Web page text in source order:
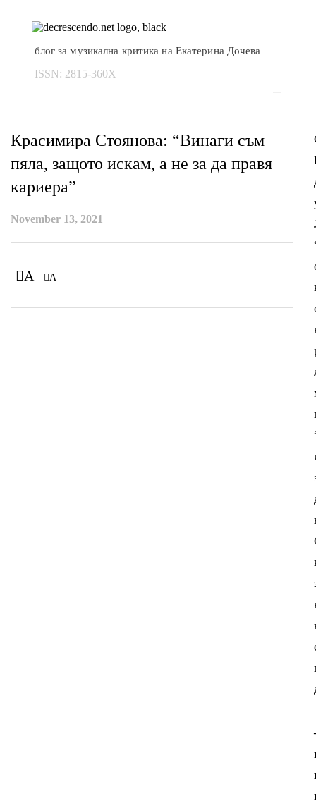
блог за музикална критика на Екатерина Дочева
ISSN: 2815-360X
Красимира Стоянова: “Винаги съм
пяла, защото искам, а не за да правя
кариера”
November 13, 2021
A A